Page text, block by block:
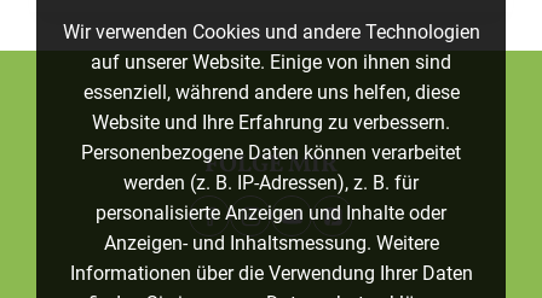
FOLGE MIR
Wir verwenden Cookies und andere Technologien
auf unserer Website. Einige von ihnen sind
essenziell, während andere uns helfen, diese
Website und Ihre Erfahrung zu verbessern.
Personenbezogene Daten können verarbeitet
werden (z. B. IP-Adressen), z. B. für
personalisierte Anzeigen und Inhalte oder
Anzeigen- und Inhaltsmessung. Weitere
Informationen über die Verwendung Ihrer Daten